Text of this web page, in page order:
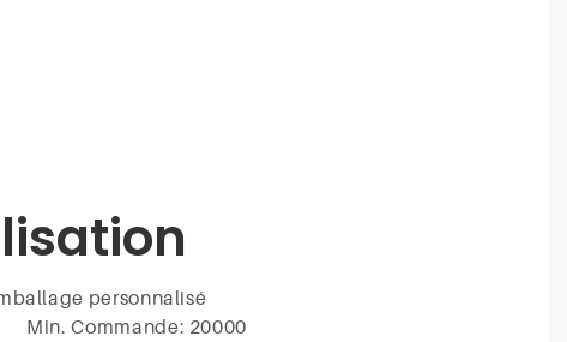
personnalisé
Min. Commande: 20000